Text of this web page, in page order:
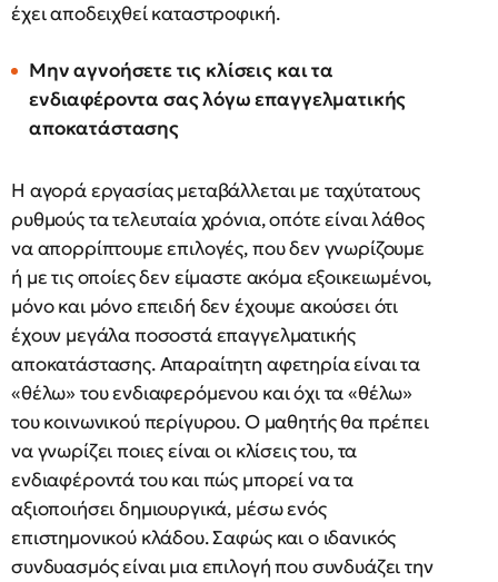
έχει αποδειχθεί καταστροφική.
Μην αγνοήσετε τις κλίσεις και τα
ενδιαφέροντα σας λόγω επαγγελματικής
αποκατάστασης
Η αγορά εργασίας μεταβάλλεται με ταχύτατους
ρυθμούς τα τελευταία χρόνια, οπότε είναι λάθος
να απορρίπτουμε επιλογές, που δεν γνωρίζουμε
ή με τις οποίες δεν είμαστε ακόμα εξοικειωμένοι,
μόνο και μόνο επειδή δεν έχουμε ακούσει ότι
έχουν μεγάλα ποσοστά επαγγελματικής
αποκατάστασης. Απαραίτητη αφετηρία είναι τα
«θέλω» του ενδιαφερόμενου και όχι τα «θέλω»
του κοινωνικού περίγυρου. Ο μαθητής θα πρέπει
να γνωρίζει ποιες είναι οι κλίσεις του, τα
ενδιαφέροντά του και πώς μπορεί να τα
αξιοποιήσει δημιουργικά, μέσω ενός
επιστημονικού κλάδου. Σαφώς και ο ιδανικός
συνδυασμός είναι μια επιλογή που συνδυάζει την